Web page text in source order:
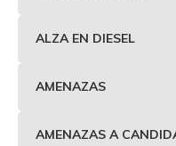
ALZA EN DIESEL
AMENAZAS
AMENAZAS A